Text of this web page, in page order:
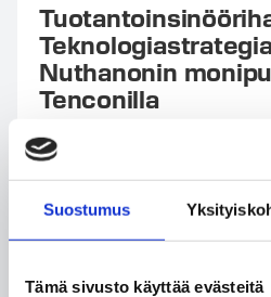
Suostumus
Tämä sivusto käyttää evästeitä
Nuthanonin
Tenconilla